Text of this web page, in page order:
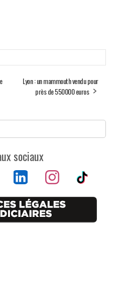
Lyon : un mammouth vendu pour
près de 550000 euros
sociaux